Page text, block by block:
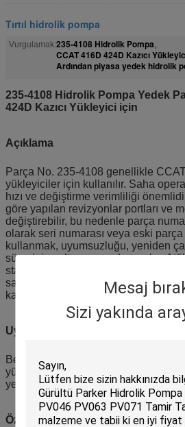
Mesaj
Sizi yakında
Tırtıl hidrolik pompa
Vurgulamak:235-4108 Hidrolik Pompa,
CCAT 416D 424D Kazıcı
Ardından piyasa yedek hidrolik
235-4108 Hidrolik Pompa Yedek
424D Kazıcı Yükleyici için
Açıklama
Parça No. 235-4108 genellikle
yükleyiciler için kullanılır. Saha
hızı ve değiştirme verimliliği
göre yapılan revizyonlar portları ve
değiştirebilir, bu nedenle parça
olarak seri numarası veya eski parça
kullanmak, uyumsuzluğu, yeniden
süresini azaltmaya yardımcı olur.
standart bir yedek parça listesine
sayımını ve çıkarma verimliliğini
kayıtları kullanabilir.
Uygulama
Belediye işleri, şantiyeler ve kiralama
yükleyiciler için bakım, onarım,
yedek parça hazırlığı.
Özellikler